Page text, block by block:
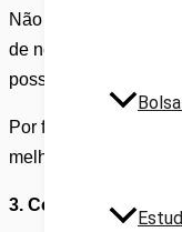
Não tenhas receio
de negócio, só são
possível ao aplicar o
Por fim, procura
melhorares as tuas
3. Constrói a Tua